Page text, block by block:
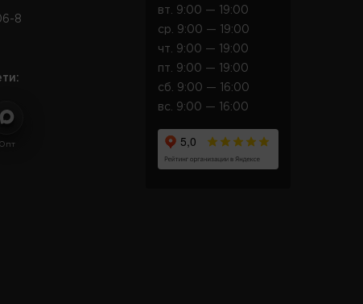
8
Опт
вт. 9:00 — 19:00
ср. 9:00 — 19:00
чт. 9:00 — 19:00
пт. 9:00 — 19:00
сб. 9:00 — 16:00
вс. 9:00 — 16:00